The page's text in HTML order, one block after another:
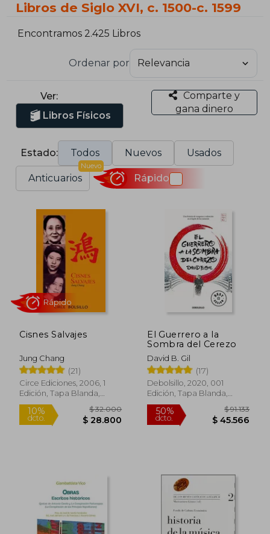
Libros de Siglo XVI, c. 1500-c. 1599
Encontramos 2.425 Libros
Ordenar por
Ver:
Libros Físicos
Comparte y
gana dinero
Estado: Todos Nuevos Usados
Anticuarios
Nuevo
Rápido
Cisnes Salvajes
Jung Chang
(21)
Circe Ediciones, 2006, 1
Edición, Tapa Blanda,
Nuevo
Rápido
El Guerrero a la
Sombra del Cerezo
David B. Gil
(17)
Debolsillo, 2020, 001
Edición, Tapa Blanda,
Nuevo
50%
dcto.